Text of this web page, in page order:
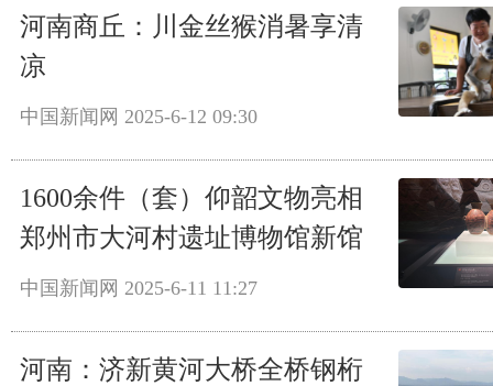
河南商丘：川金丝猴消暑享清
凉
中国新闻网 2025-6-12 09:30
1600余件（套）仰韶文物亮相
郑州市大河村遗址博物馆新馆
中国新闻网 2025-6-11 11:27
河南：济新黄河大桥全桥钢桁